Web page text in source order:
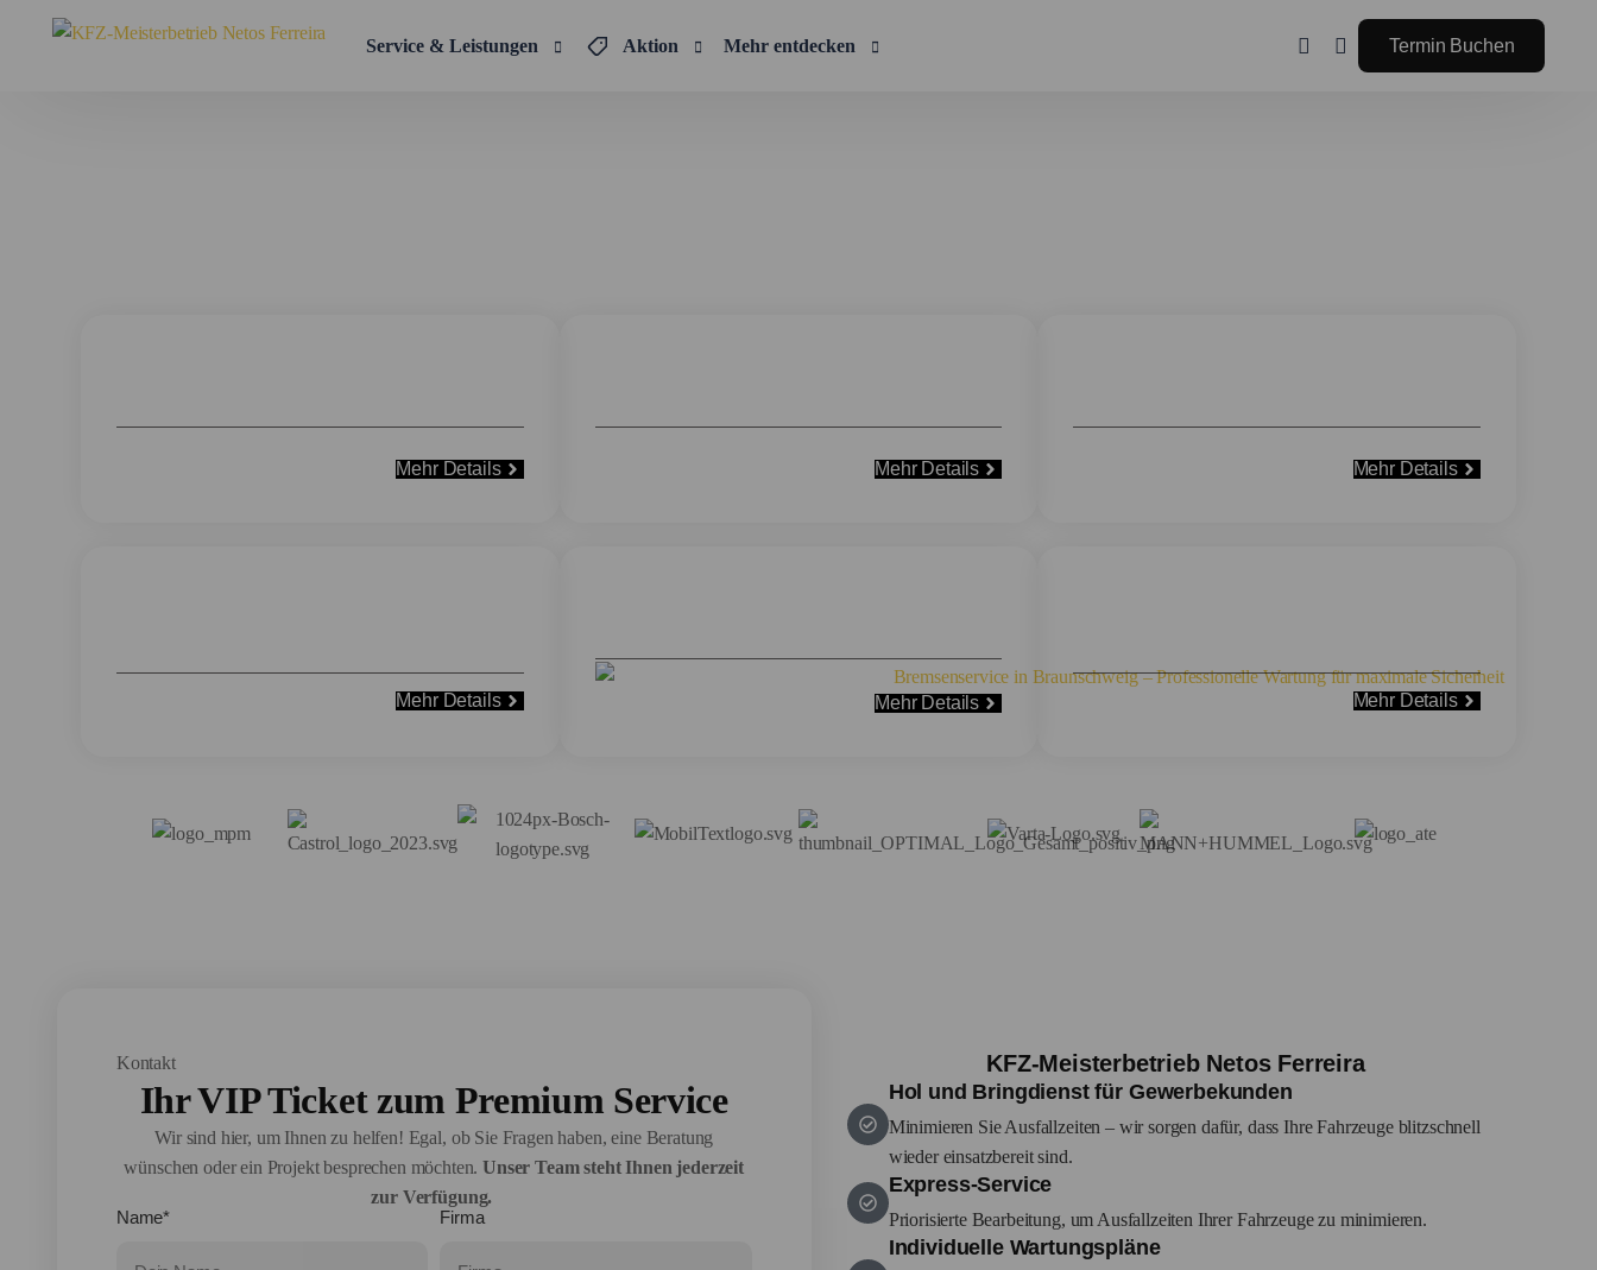
Service & Leistungen Aktion Mehr entdecken Termin Buchen
Mehr Details Mehr Details Mehr Details
Mehr Details Mehr Details Mehr Details
Kontakt
Ihr VIP Ticket zum Premium Service
Wir sind hier, um Ihnen zu helfen! Egal, ob Sie Fragen haben, eine Beratung
wünschen oder ein Projekt besprechen möchten.Unser Team steht Ihnen jederzeit
zur Verfügung.
Name*
Firma
KFZ-Meisterbetrieb Netos Ferreira
Hol und Bringdienst für Gewerbekunden
Minimieren Sie Ausfallzeiten – wir sorgen dafür, dass Ihre Fahrzeuge blitzschnell
wieder einsatzbereit sind.
Express-Service
Priorisierte Bearbeitung, um Ausfallzeiten Ihrer Fahrzeuge zu minimieren.
Individuelle Wartungspläne